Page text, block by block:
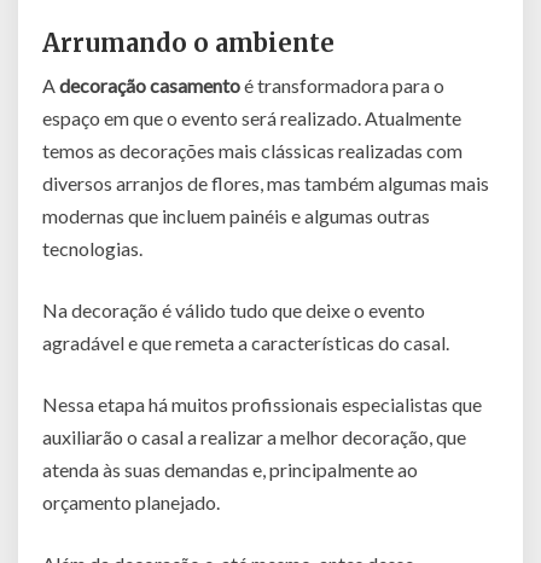
Arrumando o ambiente
Adecoração casamentoé transformadora para o
espaço em que o evento será realizado. Atualmente
temos as decorações mais clássicas realizadas com
diversos arranjos de flores, mas também algumas mais
modernas que incluem painéis e algumas outras
tecnologias.
Na decoração é válido tudo que deixe o evento
agradável e que remeta a características do casal.
Nessa etapa há muitos profissionais especialistas que
auxiliarão o casal a realizar a melhor decoração, que
atenda às suas demandas e, principalmente ao
orçamento planejado.